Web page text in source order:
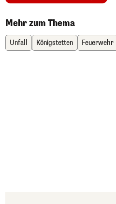
Mehr zum Thema
Unfall Königstetten Feuerwehr